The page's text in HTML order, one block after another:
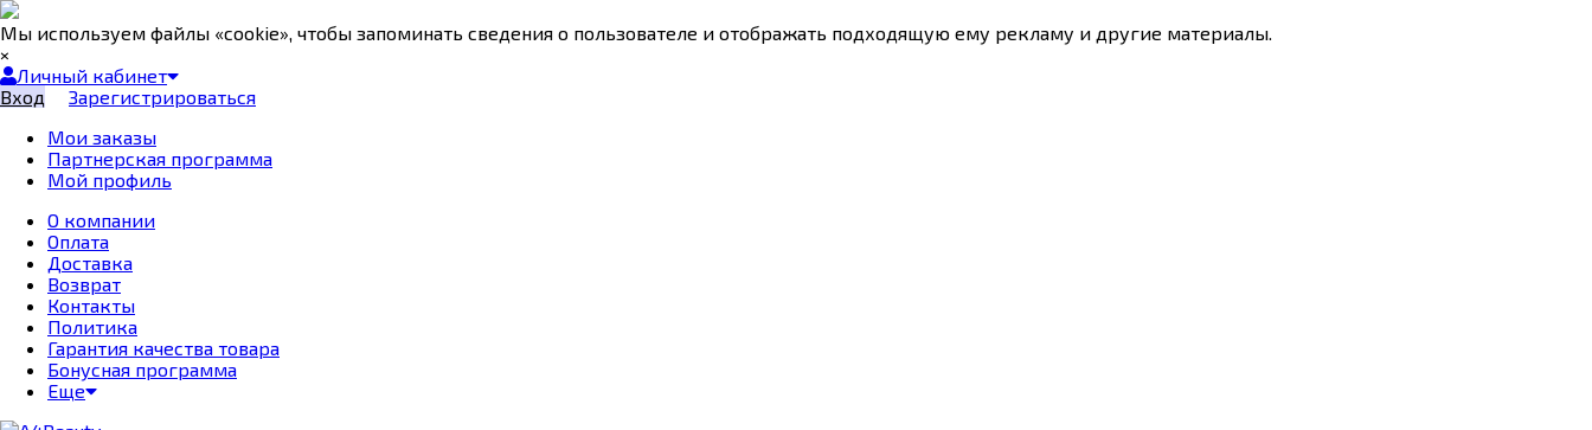
Мы используем файлы «cookie», чтобы запоминать сведения о пользователе и отображать подходящую ему рекламу и другие материалы.
×
Личный кабинет
Вход
Зарегистрироваться
Мои заказы
Партнерская программа
Мой профиль
О компании
Оплата
Доставка
Возврат
Контакты
Политика
Гарантия качества товара
Бонусная программа
Еще